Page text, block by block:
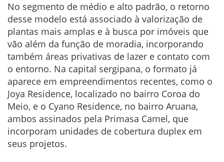
No segmento de médio e alto padrão, o retorno
desse modelo está associado à valorização de
plantas mais amplas e à busca por imóveis que
vão além da função de moradia, incorporando
também áreas privativas de lazer e contato com
o entorno. Na capital sergipana, o formato já
aparece em empreendimentos recentes, como o
Joya Residence, localizado no bairro Coroa do
Meio, e o Cyano Residence, no bairro Aruana,
ambos assinados pela Primasa Camel, que
incorporam unidades de cobertura duplex em
seus projetos.